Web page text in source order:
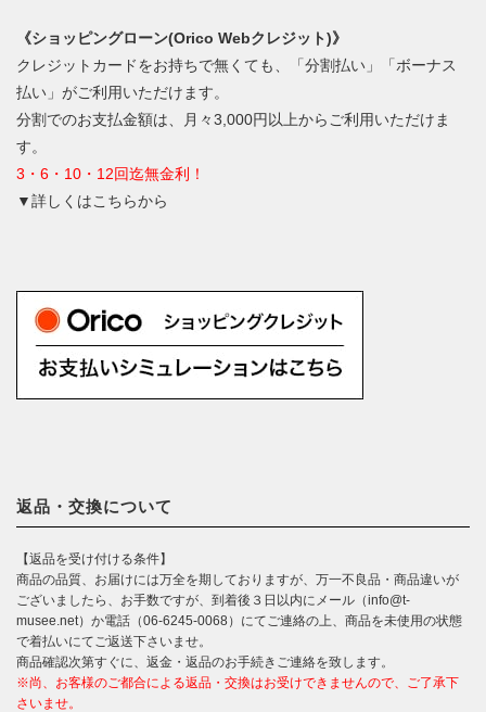
《ショッピングローン(Orico Webクレジット)》
クレジットカードをお持ちで無くても、「分割払い」「ボーナス
払い」がご利用いただけます。
分割でのお支払金額は、月々3,000円以上からご利用いただけま
す。
3・6・10・12回迄無金利！
▼詳しくはこちらから
返品・交換について
【返品を受け付ける条件】
商品の品質、お届けには万全を期しておりますが、万一不良品・商品違いが
ございましたら、お手数ですが、到着後３日以内にメール（info@t-
musee.net）か電話（06-6245-0068）にてご連絡の上、商品を未使用の状態
で着払いにてご返送下さいませ。
商品確認次第すぐに、返金・返品のお手続きご連絡を致します。
※尚、お客様のご都合による返品・交換はお受けできませんので、ご了承下
さいませ。